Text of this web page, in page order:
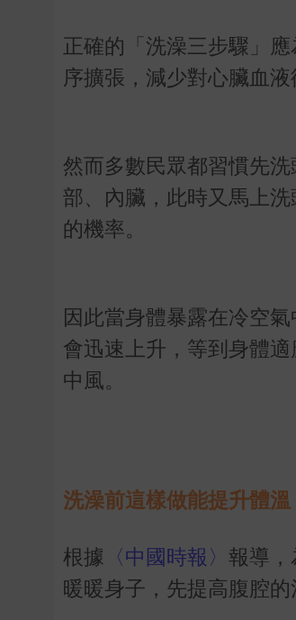
正確的「洗澡三步驟」
序擴張，減少對心臟血液
然而多數民眾都習慣先
部、內臟，此時又馬上
的機率。
因此當身體暴露在冷空
會迅速上升，等到身體
中風。
洗澡前這樣做能提升體溫
根據 〈中國時報〉 報導，
暖暖身子，先提高腹腔